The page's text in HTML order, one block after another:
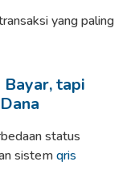
yang paling
Bayar, tapi
status
sistemqris